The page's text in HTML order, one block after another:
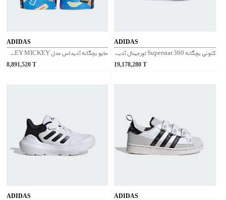
ADIDAS
مایو بچگانه آدیداس مدل DISNEY MICKEY کد IA3323
8,891,520
ADIDAS
کتونی بچگانه Superstar 360 اورجینال آدیداس | ID1048
19,178,280
ADIDAS ADIDAS